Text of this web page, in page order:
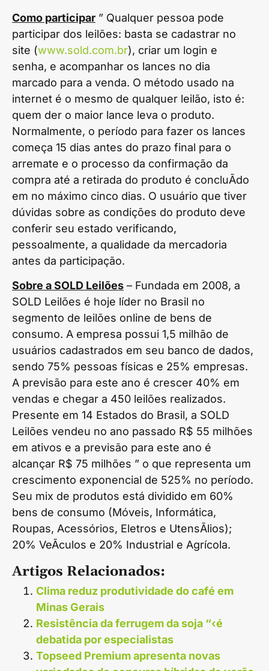
Como participar ” Qualquer pessoa pode
participar dos leilões: basta se cadastrar no
site (www.sold.com.br), criar um login e
senha, e acompanhar os lances no dia
marcado para a venda. O método usado na
internet é o mesmo de qualquer leilão, isto é:
quem der o maior lance leva o produto.
Normalmente, o período para fazer os lances
começa 15 dias antes do prazo final para o
arremate e o processo da confirmação da
compra até a retirada do produto é concluÃ­do
em no máximo cinco dias. O usuário que tiver
dúvidas sobre as condições do produto deve
conferir seu estado verificando,
pessoalmente, a qualidade da mercadoria
antes da participação.
Sobre a SOLD Leilões – Fundada em 2008, a
SOLD Leilões é hoje líder no Brasil no
segmento de leilões online de bens de
consumo. A empresa possui 1,5 milhão de
usuários cadastrados em seu banco de dados,
sendo 75% pessoas físicas e 25% empresas.
A previsão para este ano é crescer 40% em
vendas e chegar a 450 leilões realizados.
Presente em 14 Estados do Brasil, a SOLD
Leilões vendeu no ano passado R$ 55 milhões
em ativos e a previsão para este ano é
alcançar R$ 75 milhões ” o que representa um
crescimento exponencial de 525% no período.
Seu mix de produtos está dividido em 60%
bens de consumo (Móveis, Informática,
Roupas, Acessórios, Eletros e UtensÃ­lios);
20% VeÃ­culos e 20% Industrial e Agrícola.
Artigos Relacionados:
Clima reduz produtividade do café em
Minas Gerais
Resistência da ferrugem da soja “‹é
debatida por especialistas
Topseed Premium apresenta novas